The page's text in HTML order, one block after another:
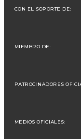
CON EL SOPORTE DE:
MIEMBRO DE:
PATROCINADORES
MEDIOS OFICIALES: